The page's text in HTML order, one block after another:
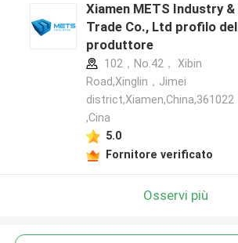
Xiamen METS Industry &
Trade Co., Ltd profilo del
produttore
102，No.42， Xibin
Road,Xinglin，Jimei
district,Xiamen,China,361022
,Cina
5.0
Fornitore verificato
Osservi più